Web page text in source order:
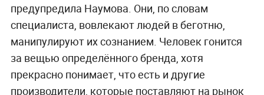
предупредила Наумова. Они, по словам
специалиста, вовлекают людей в беготню,
манипулируют их сознанием. Человек гонится
за вещью определённого бренда, хотя
прекрасно понимает, что есть и другие
производители, которые поставляют на рынок